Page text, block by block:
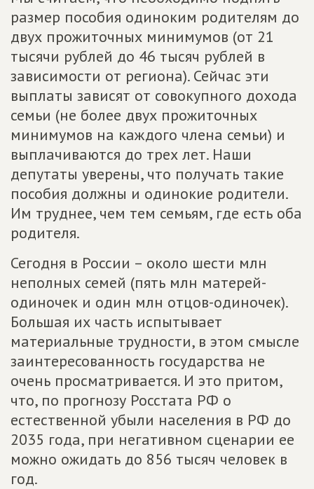
размер пособия одиноким родителям до
двух прожиточных минимумов (от 21
тысячи рублей до 46 тысяч рублей в
зависимости от региона). Сейчас эти
выплаты зависят от совокупного дохода
семьи (не более двух прожиточных
минимумов на каждого члена семьи) и
выплачиваются до трех лет. Наши
депутаты уверены, что получать такие
пособия должны и одинокие родители.
Им труднее, чем тем семьям, где есть оба
родителя.
Сегодня в России – около шести млн
неполных семей (пять млн матерей-
одиночек и один млн отцов-одиночек).
Большая их часть испытывает
материальные трудности, в этом смысле
заинтересованность государства не
очень просматривается. И это притом,
что, по прогнозу Росстата РФ о
естественной убыли населения в РФ до
2035 года, при негативном сценарии ее
можно ожидать до 856 тысяч человек в
год.